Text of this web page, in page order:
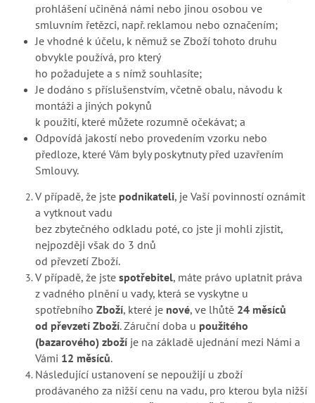
prohlášení učiněná námi nebo jinou osobou ve
smluvním řetězci, např. reklamou nebo označením;
Je vhodné k účelu, k němuž se Zboží tohoto druhu
obvykle používá, pro který
ho požadujete a s nímž souhlasíte;
Je dodáno s příslušenstvím, včetně obalu, návodu k
montáži a jiných pokynů
k použití, které můžete rozumně očekávat; a
Odpovídá jakostí nebo provedením vzorku nebo
předloze, které Vám byly poskytnuty před uzavřením
Smlouvy.
V případě, že jste podnikateli, je Vaší povinností oznámit
a vytknout vadu
bez zbytečného odkladu poté, co jste ji mohli zjistit,
nejpozději však do 3 dnů
od převzetí Zboží.
V případě, že jste spotřebitel, máte právo uplatnit práva
z vadného plnění u vady, která se vyskytne u
spotřebního Zboží, které je nové, ve lhůtě 24 měsíců
od převzetí Zboží. Záruční doba u použitého
(bazarového) zboží je na základě ujednání mezi Námi a
Vámi 12 měsíců.
Následující ustanovení se nepoužijí u zboží
prodávaného za nižší cenu na vadu, pro kterou byla nižší